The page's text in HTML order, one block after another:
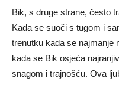
Bik, s druge strane, često
Kada se suoči s tugom i
trenutku kada se najmanje
kada se Bik osjeća
snagom i trajnošću. Ova